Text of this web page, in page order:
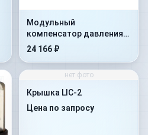
Модульный
компенсатор давления
HC-011/30
24 166 ₽
нет фото
Крышка LIC-2
Цена по запросу